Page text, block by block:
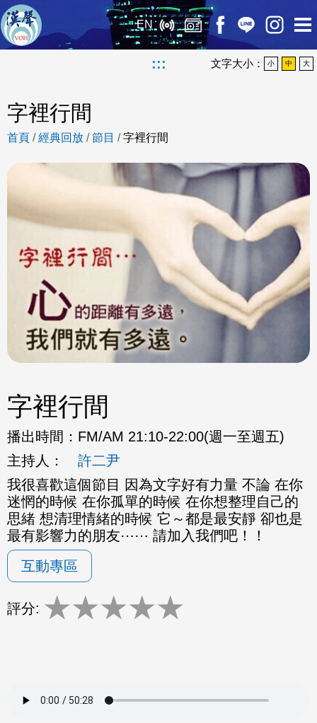
EN
::: 文字大小： 小 中 大
字裡行間
首頁 /經典回放 /節目 /字裡行間
字裡行間
播出時間： FM/AM 21:10-22:00(週一至週五)
主持人：
許二尹
我很喜歡這個節目 因為文字好有力量 不論 在你
迷惘的時候 在你孤單的時候 在你想整理自己的
思緒 想清理情緒的時候 它～都是最安靜 卻也是
最有影響力的朋友⋯⋯ 請加入我們吧！！
互動專區
評分: ★★★★★